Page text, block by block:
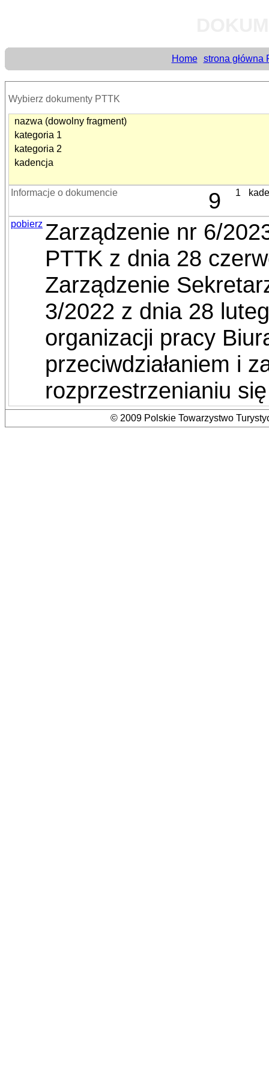
Home strona główna
Wybierz dokumenty PTTK
nazwa (dowolny fragment)
kategoria 1
kategoria 2
kadencja
Informacje o dokumencie 9 1
pobierz Zarządzenie nr 6/
PTTK z dnia 28
Zarządzenie
3/2022 z dnia 28
organizacji pracy
przeciwdziałaniem i
rozprzestrzenianiu
© 2009 Polskie Towarzystwo